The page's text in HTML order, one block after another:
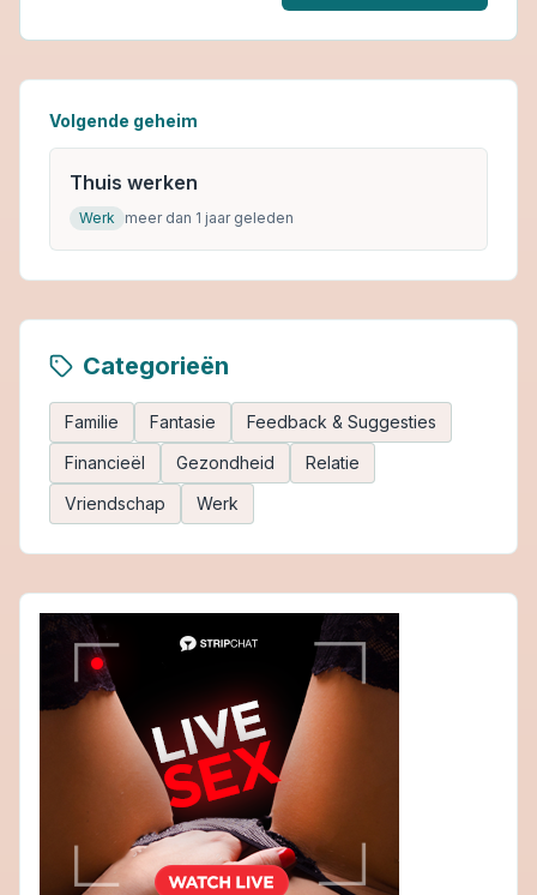
Volgende geheim
Thuis werken
Werk meer dan 1 jaar geleden
Categorieën
Familie Fantasie
Feedback & Suggesties
Financieël
Gezondheid
Relatie
Vriendschap
Werk